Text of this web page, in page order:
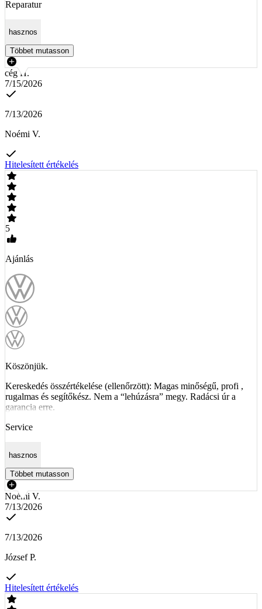
Reparatur
hasznos
Többet mutasson
cég H.
7/15/2026
7/13/2026
Noémi V.
Hitelesített értékelés
5
Ajánlás
Köszönjük.
Kereskedés összértékelése (ellenőrzött): Magas minőségű, profi ,
rugalmas és segítőkész. Nem a “lehúzásra” megy. Radácsi úr a
garancia erre.
Service
hasznos
Többet mutasson
Noémi V.
7/13/2026
7/13/2026
József P.
Hitelesített értékelés